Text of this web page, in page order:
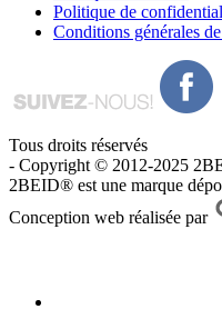
Politique de
Conditions générales
Tous droits réservés
- Copyright © 2012-2025
2BEID® est une marque
Conception web réalisée par